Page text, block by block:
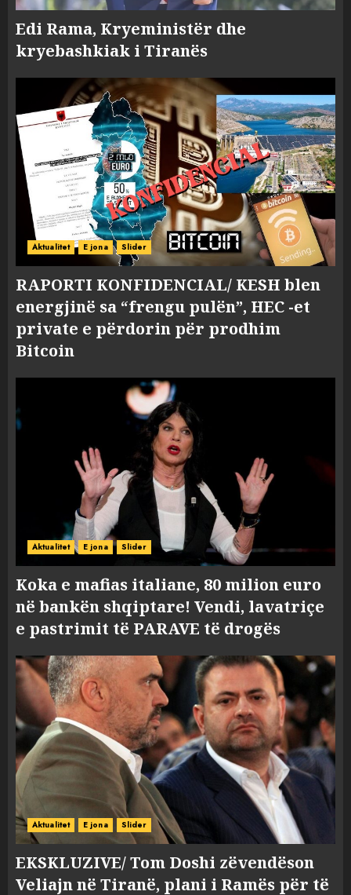
Edi Rama, Kryeministër dhe
kryebashkiak i Tiranës
Aktualitet E jona Slider
RAPORTI KONFIDENCIAL/ KESH blen
energjinë sa “frengu pulën”, HEC -et
private e përdorin për prodhim
Bitcoin
Aktualitet E jona Slider
Koka e mafias italiane, 80 milion euro
në bankën shqiptare! Vendi, lavatriçe
e pastrimit të PARAVE të drogës
Aktualitet E jona Slider
EKSKLUZIVE/ Tom Doshi zëvendëson
Veliajn në Tiranë, plani i Ramës për të